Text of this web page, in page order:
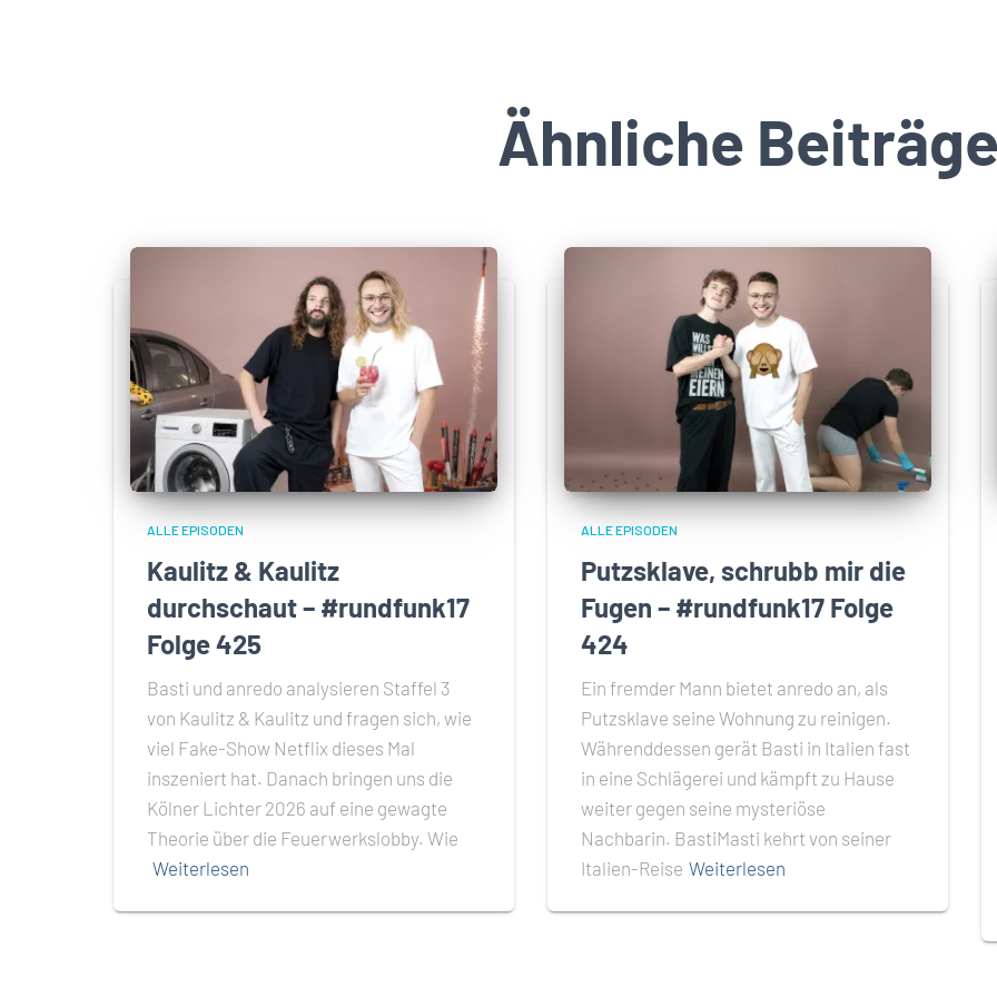
Ähnliche
ALLE EPISODEN
Kaulitz & Kaulitz
durchschaut – #rundfunk17
Folge 425
Basti und anredo analysieren Staffel 3
von Kaulitz & Kaulitz und fragen sich, wie
viel Fake-Show Netflix dieses Mal
inszeniert hat. Danach bringen uns die
Kölner Lichter 2026 auf eine gewagte
Theorie über die Feuerwerkslobby. Wie
Weiterlesen
ALLE EPISODEN
Putzsklave, schrubb mir die
Fugen – #rundfunk17 Folge
424
Ein fremder Mann bietet anredo an, als
Putzsklave seine Wohnung zu reinigen.
Währenddessen gerät Basti in Italien fast
in eine Schlägerei und kämpft zu Hause
weiter gegen seine mysteriöse
Nachbarin. BastiMasti kehrt von seiner
Italien-Reise Weiterlesen